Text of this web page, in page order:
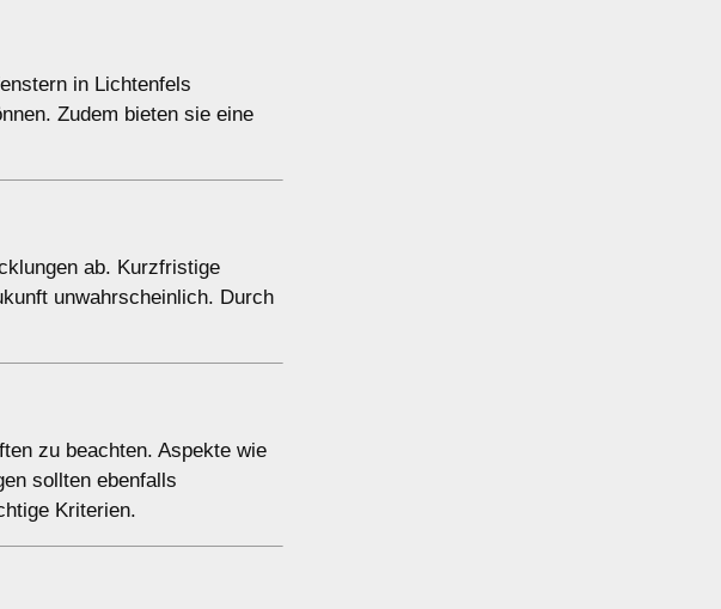
in Lichtenfels
Zudem bieten sie eine
ab. Kurzfristige
unwahrscheinlich. Durch
zu beachten. Aspekte wie
sollten ebenfalls
Kriterien.